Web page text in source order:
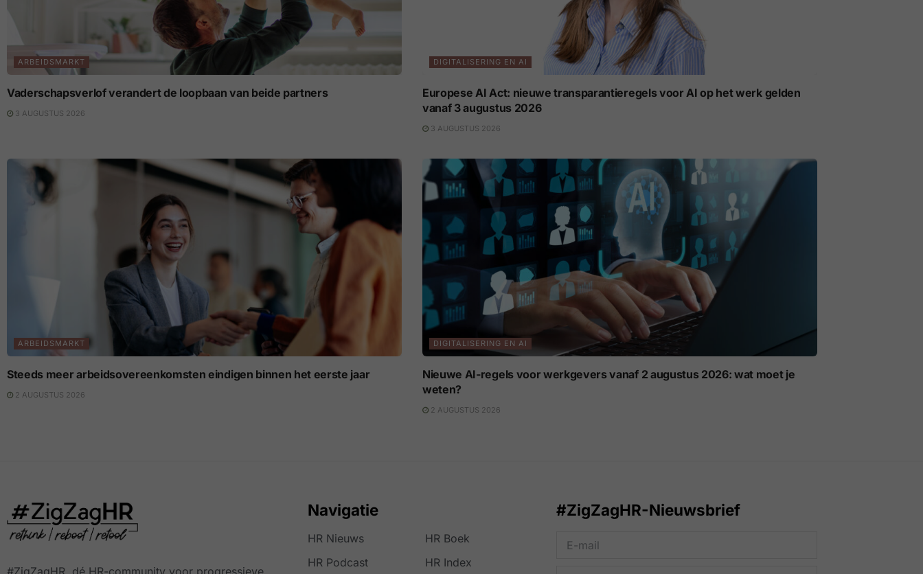
ARBEIDSMARKT
Vaderschapsverlof verandert de loopbaan van beide partners
3 AUGUSTUS 2026
DIGITALISERING EN AI
Europese AI Act: nieuwe transparantieregels voor AI op het werk gelden
vanaf 3 augustus 2026
3 AUGUSTUS 2026
ARBEIDSMARKT
Steeds meer arbeidsovereenkomsten eindigen binnen het eerste jaar
2 AUGUSTUS 2026
DIGITALISERING EN AI
Nieuwe AI-regels voor werkgevers vanaf 2 augustus 2026: wat moet je
weten?
2 AUGUSTUS 2026
Navigatie
HR Nieuws
HR Podcast
HR Boek
HR Index
#ZigZagHR-Nieuwsbrief